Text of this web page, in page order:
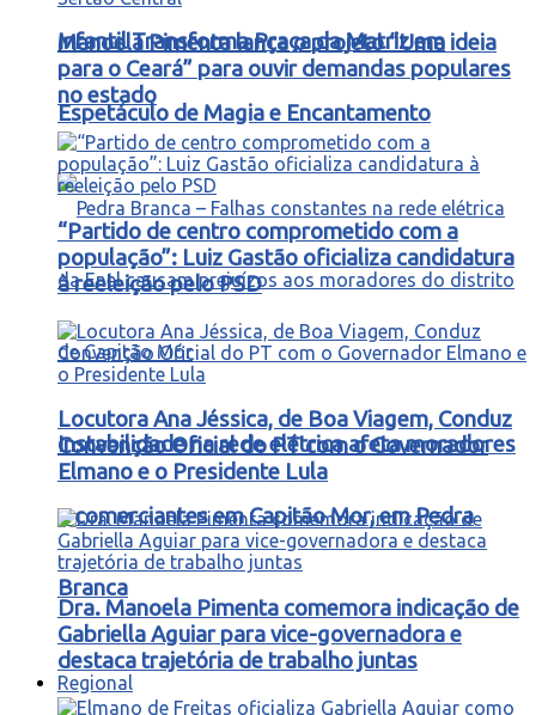
Infantil Transforma Praça da Matriz em
Espetáculo de Magia e Encantamento
Instabilidade na rede elétrica afeta moradores
e comerciantes em Capitão Mor, em Pedra
Branca
Regional
Manoela Pimenta lança o projeto “Uma ideia
para o Ceará” para ouvir demandas populares
no estado
“Partido de centro comprometido com a
população”: Luiz Gastão oficializa candidatura
à reeleição pelo PSD
Locutora Ana Jéssica, de Boa Viagem, Conduz
Convenção Oficial do PT com o Governador
Elmano e o Presidente Lula
Dra. Manoela Pimenta comemora indicação de
Gabriella Aguiar para vice-governadora e
destaca trajetória de trabalho juntas